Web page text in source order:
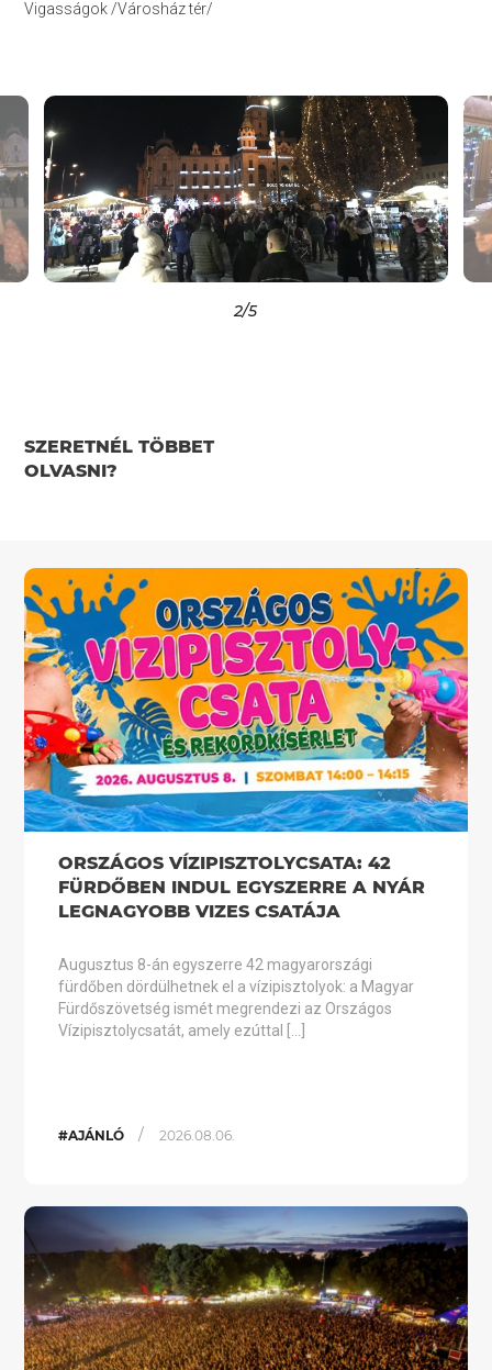
Vigasságok /Városház tér/
2/5
SZERETNÉL TÖBBET
OLVASNI?
ORSZÁGOS VÍZIPISZTOLYCSATA: 42
FÜRDŐBEN INDUL EGYSZERRE A NYÁR
LEGNAGYOBB VIZES CSATÁJA
Augusztus 8-án egyszerre 42 magyarországi
fürdőben dördülhetnek el a vízipisztolyok: a Magyar
Fürdőszövetség ismét megrendezi az Országos
Vízipisztolycsatát, amely ezúttal […]
#AJÁNLÓ / 2026.08.06.